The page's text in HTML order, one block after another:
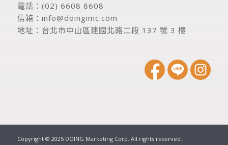
電話： (02) 6608 8608
信箱： info@doingimc.com
地址： 台北市中山區建國北路二段 137 號 3 樓
Copyright © 2025 DOING Marketing Corp. All rights reserved.